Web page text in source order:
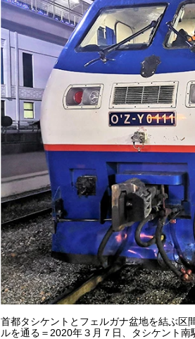
首都タシケントとフェルガナ盆地を結ぶ区
ルを通る＝2020年３月７日、タシケント南